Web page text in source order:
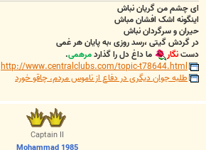
ای چشم من گریان نباش
اینگونه اشک افشان مباش
حیران و سرگردان نباش
در گردش گیتی ،رسد روزی ،به پایان هر غمی
دستنگار ما داغ دل را گذاردمرهمی.
http://www.centralclubs.com/topic-t78644.html
طلبه جوان دیگری در دفاع از ناموس مردم، چاقو خورد
Captain II